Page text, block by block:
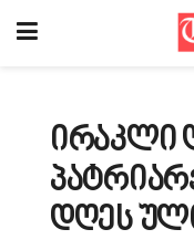
ირაკლი
დღეს